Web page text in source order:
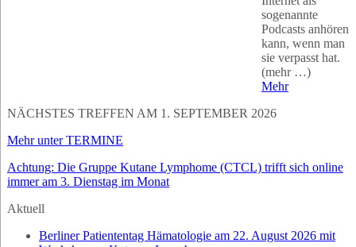
sogenannte
Podcasts anhören
kann, wenn man
sie verpasst hat.
(mehr …)
Mehr
NÄCHSTES TREFFEN AM 1. SEPTEMBER 2026
Mehr unter TERMINE
Achtung: Die Gruppe Kutane Lymphome (CTCL) trifft sich online
immer am 3. Dienstag im Monat
Aktuell
Berliner Patiententag Hämatologie am 22. August 2026 mit